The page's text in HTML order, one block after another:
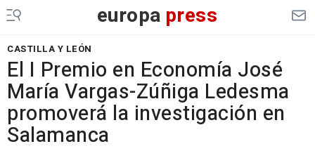
europa press
CASTILLA Y LEÓN
El I Premio en Economía José
María Vargas-Zúñiga Ledesma
promoverá la investigación en
Salamanca